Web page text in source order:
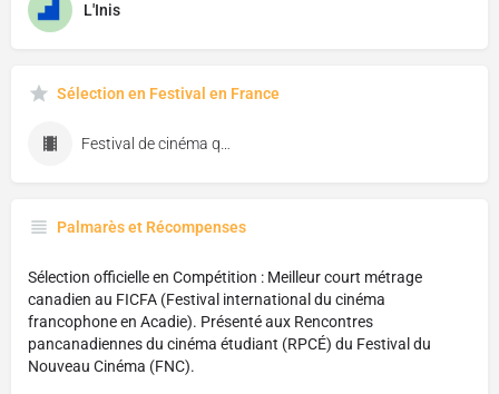
L'Inis
Sélection en Festival en France
Festival de cinéma québécois de Biscarosse
Palmarès et Récompenses
Sélection officielle en Compétition : Meilleur court métrage
canadien au FICFA (Festival international du cinéma
francophone en Acadie). Présenté aux Rencontres
pancanadiennes du cinéma étudiant (RPCÉ) du Festival du
Nouveau Cinéma (FNC).